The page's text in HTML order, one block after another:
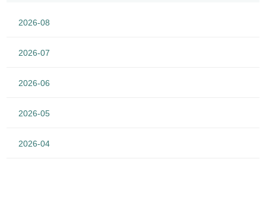
2026-08
2026-07
2026-06
2026-05
2026-04